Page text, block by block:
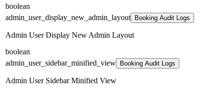
boolean
admin_user_display_new_admin_layout
Booking Audit Logs
Admin User Display New Admin Layout
boolean
admin_user_sidebar_minified_view
Booking Audit Logs
Admin User Sidebar Minified View